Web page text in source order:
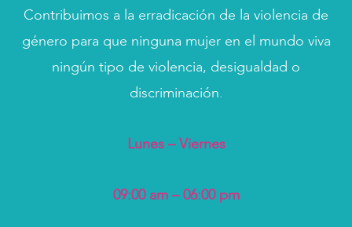
Contribuimos a la erradicación de la violencia de
género para que ninguna mujer en el mundo viva
ningún tipo de violencia, desigualdad o
discriminación.
Lunes – Viernes
09:00 am – 06:00 pm